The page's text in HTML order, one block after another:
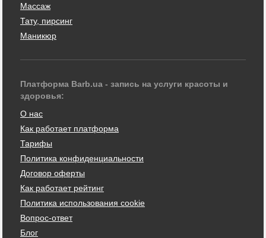
Массаж
Тату, пирсинг
Маникюр
Платформа Barb.ua - запись на услуги красоты и
здоровья:
О нас
Как работает платформа
Тарифы
Политика конфиденциальности
Договор оферты
Как работает рейтинг
Политика использования cookie
Вопрос-ответ
Блог